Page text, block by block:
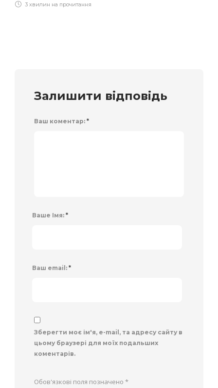
3 хвилин на прочитання
Залишити відповідь
Ваш коментар: *
Ваше Імя: *
Ваш email: *
Зберегти моє ім'я, e-mail, та адресу сайту в
цьому браузері для моїх подальших
коментарів.
Обов'язкові поля позначено *